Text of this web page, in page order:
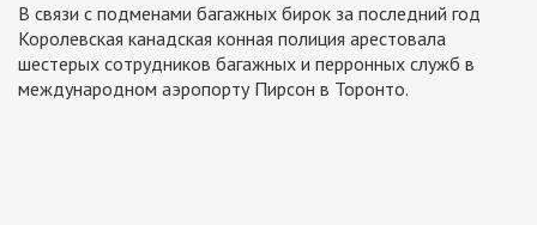
В связи с подменами багажных бирок за последний год
Королевская канадская конная полиция арестовала
шестерых сотрудников багажных и перронных служб в
международном аэропорту Пирсон в Торонто.